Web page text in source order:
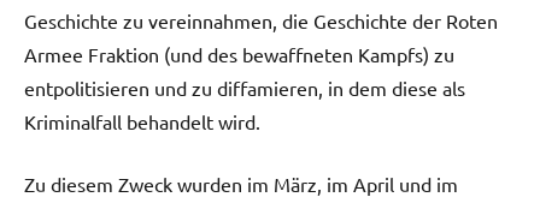
Geschichte zu vereinnahmen, die Geschichte der Roten
Armee Fraktion (und des bewaffneten Kampfs) zu
entpolitisieren und zu diffamieren, in dem diese als
Kriminalfall behandelt wird.
Zu diesem Zweck wurden im März, im April und im